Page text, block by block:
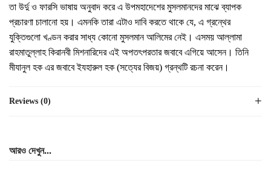
তা উর্দু ও ফারসি ভাষায় অনুবাদ করে এ উপমহাদেশের মুসলমানদের মাঝে ব্যাপক
প্রচারণা চালানাে হয়। এমনকি তারা এটাও দাবি করতে থাকে যে, এ গ্রন্থের
যুক্তিগুলাে খণ্ডন করার সাধ্য কোনো মুসলমান আলিমের নেই। এসময় আল্লামা
রাহমাতুল্লাহ কিরানবী মিশনারিদের এই অপতৎপরতার জবাবে এগিয়ে আসেন। তিনি
মীযানুল হক এর জবাবে ইযহারুল হক (সত্যের বিজয়) গ্রন্থটি রচনা করেন।
Reviews (0)
আরও দেখুন...